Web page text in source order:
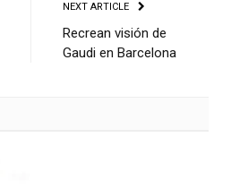
NEXT ARTICLE
Recrean visión de
Gaudi en Barcelona